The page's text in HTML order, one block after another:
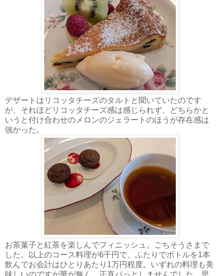
デザートはリコッタチーズのタルトと聞いていたのです
が、それほどリコッタチーズ感は感じられず、どちらかと
いうと付け合わせのメロンのジェラートのほうが存在感は
強かった。
お茶菓子と紅茶を楽しんでフィニッシュ。ごちそうさまで
した。以上のコース料理が6千円で、ふたりでボトルを1本
飲んでお会計はひとりあたり1万円程度。いずれの料理も美
味しいのですが華が無く、正直パっとしませんでした。思